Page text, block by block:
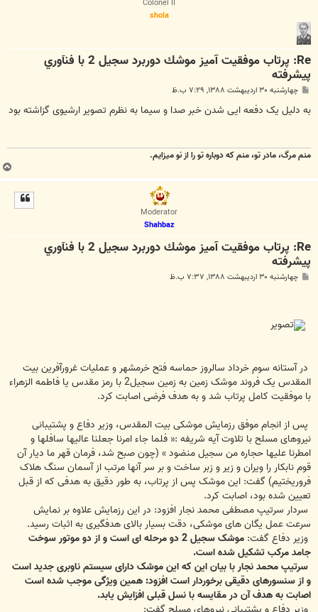
Colonel II
shola
Re: پرتاب موفقيت آميز موشك دوربرد سجيل 2 با فنآوري
پيشرفته
پ
ت
چهارشنبه ۳۰ اردیبهشت ۱۳۸۸, ۷:۲۹ ب.ظ
به دلیل یک دفعه ایی شدن خبر صدا و سیما به نظرم تصویر ارشیوی گزاشته بود
منم مرگ، مادر تو، منم که دوباره تو را از نو میزایم.
ب
ا
Moderator
Shahbaz
Re: پرتاب موفقيت آميز موشك دوربرد سجيل 2 با فنآوري
پيشرفته
پ چهارشنبه ۳۰ اردیبهشت ۱۳۸۸, ۷:۳۷ ب.ظ
در آستانه سوم خرداد سالروز حماسه فتح خرمشهر و عملیات غرورآفرین بیت
‌المقدس یک فروند موشک زمین به زمین سجیل2 با رمز مقدس یا فاطمه ‌الزهراء
با موفقیت کامل پرتاب شد و به هدف فرضی اصابت کرد.
پس از انجام موفق رزمایش موشکی بیت ‌المقدس، وزیر دفاع و پشتیبانی
نیروهای مسلح با تلاوت آیه شریفه :« فلما جاء امرنا جعلنا عالیها سافلها و
امطرنا علیها حجاره من سجیل منضود » (چون صبح شد، فرمان قهر ما دیار آن
قوم نابکار را ویران و زیر و زبر ساخت و بر سر آنها مرتب از آسمان سنگ هلاک
فروریختیم) گفت: این موشک پس از پرتاب، به طور دقیق به هدفی که از قبل
تعیین شده بود، اصابت کرد.
سردار سرتیپ مصطفی محمد نجار افزود: در این رزمایش علاوه بر نمایش
سرعت عمل یگان های موشکی، دقت بسیار بالای هدفگیری به اثبات رسید.
وزیر دفاع گفت:
موشک سجیل 2 دو مرحله ‌ای است و از دو موتور سوخت
جامد مرکب تشکیل شده است.
سرتیپ محمد نجار با بیان این که این موشک دارای سیستم ناوبری جدید است
و از سنسورهای دقیقی برخوردار است افزود: همین ویژگی موجب شده است
اصابت به هدف آن در مقایسه با نسل قبلی افزایش یابد.